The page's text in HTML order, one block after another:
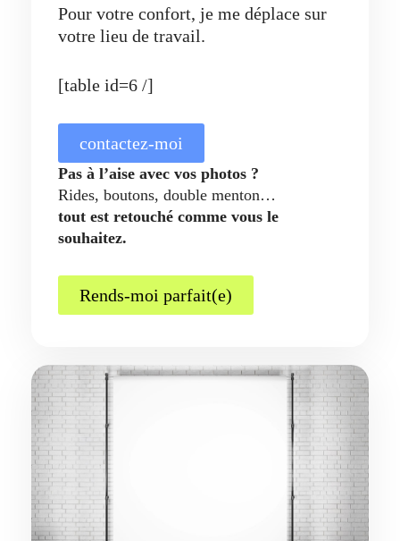
Pour votre confort, je me déplace sur
votre lieu de travail.
[table id=6 /]
contactez-moi
Pas à l’aise avec vos photos ?
Rides, boutons, double menton…
tout est retouché comme vous le
souhaitez.
Rends-moi parfait(e)